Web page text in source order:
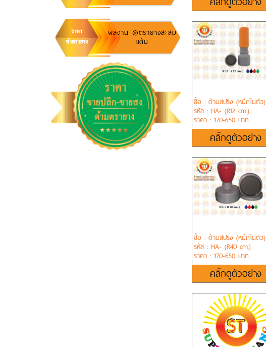
ผลงาน @ตรายางสะสม
แต้ม
ชื่อ : ด้ามสปริง (หมึกในตัว)
รหัส : HA- (R12 cm.)
ราคา : 170-650 บาท
คลิ๊กดูตัวอย่าง
ชื่อ : ด้ามสปริง (หมึกในตัว)
รหัส : HA- (R40 cm.)
ราคา : 170-650 บาท
คลิ๊กดูตัวอย่าง